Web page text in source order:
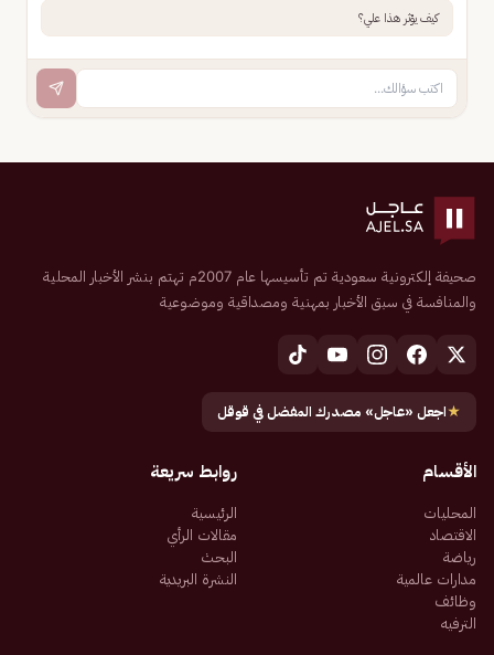
كيف يؤثر هذا علي؟
صحيفة إلكترونية سعودية تم تأسيسها عام 2007م تهتم بنشر الأخبار المحلية
والمنافسة في سبق الأخبار بمهنية ومصداقية وموضوعية
★اجعل «عاجل» مصدرك المفضل في قوقل
الأقسام
المحليات
الاقتصاد
رياضة
مدارات عالمية
وظائف
الترفيه
روابط سريعة
الرئيسية
مقالات الرأي
البحث
النشرة البريدية